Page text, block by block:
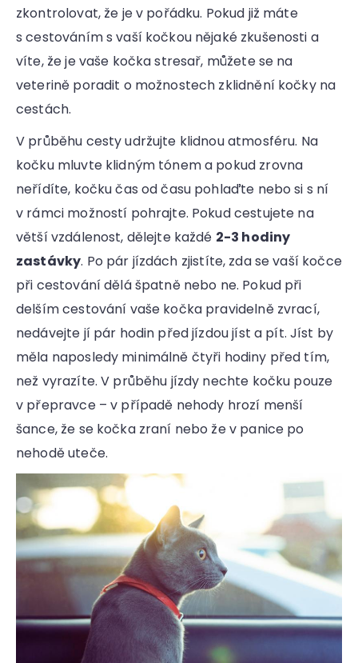
zkontrolovat, že je v pořádku. Pokud již máte
s cestováním s vaší kočkou nějaké zkušenosti a
víte, že je vaše kočka stresař, můžete se na
veterině poradit o možnostech zklidnění kočky na
cestách.
V průběhu cesty udržujte klidnou atmosféru. Na
kočku mluvte klidným tónem a pokud zrovna
neřídíte, kočku čas od času pohlaďte nebo si s ní
v rámci možností pohrajte. Pokud cestujete na
větší vzdálenost, dělejte každé 2-3 hodiny
zastávky. Po pár jízdách zjistíte, zda se vaší kočce
při cestování dělá špatně nebo ne. Pokud při
delším cestování vaše kočka pravidelně zvrací,
nedávejte jí pár hodin před jízdou jíst a pít. Jíst by
měla naposledy minimálně čtyři hodiny před tím,
než vyrazíte. V průběhu jízdy nechte kočku pouze
v přepravce – v případě nehody hrozí menší
šance, že se kočka zraní nebo že v panice po
nehodě uteče.